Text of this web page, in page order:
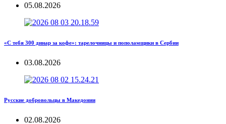
05.08.2026
«С тебя 300 динар за кофе»: тарелочницы и пополамщики в Сербии
03.08.2026
Русские добровольцы в Македонии
02.08.2026